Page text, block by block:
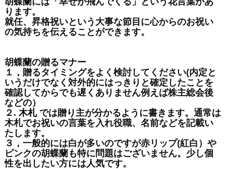
ります。
就任、昇格祝いという大事な節目に心からのお祝い
の気持ちを伝えることができます。
胡蝶蘭の贈るマナー
１，贈るタイミングをよく検討してください(内定と
いうだけでなく対外的にはっきりと確定したことを
確認してからでも遅くありません例えば株主総会後
などの）
２. 木札 では贈り主が分かるように書きます。通常は
木札でお祝いの言葉を入れ役職、名前などを記載い
たします。
３，一般的には白が多いのですが赤リップ(紅白）や
ピンクの胡蝶蘭も特に問題はございません。少し個
性を出したい方には人気です。